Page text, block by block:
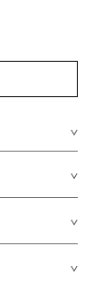
rústico de